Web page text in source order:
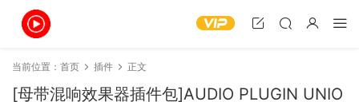
当前位置： 首页 插件 正文
[母带混响效果器插件包]AUDIO PLUGIN UNIO